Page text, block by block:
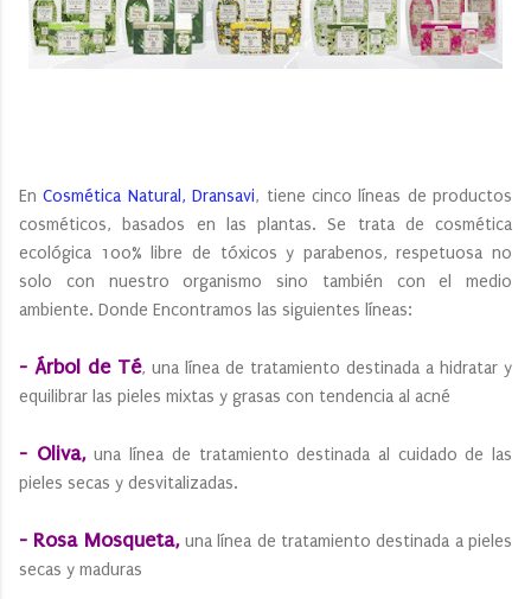
EnCosmética Natural, Dransavi, tiene cinco líneas de productos
cosméticos, basados en las plantas. Se trata de cosmética
ecológica 100% libre de tóxicos y parabenos, respetuosa no
solo con nuestro organismo sino también con el medio
ambiente. Donde Encontramos las siguientes líneas:
- Árbol de Té, una línea de tratamiento destinada a hidratar y
equilibrar las pieles mixtas y grasas con tendencia al acné
- Oliva,una línea de tratamiento destinada al cuidado de las
pieles secas y desvitalizadas.
- Rosa Mosqueta,una línea de tratamiento destinada a pieles
secas y maduras